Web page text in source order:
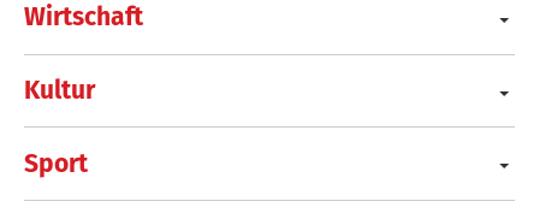
Wirtschaft
Kultur
Sport